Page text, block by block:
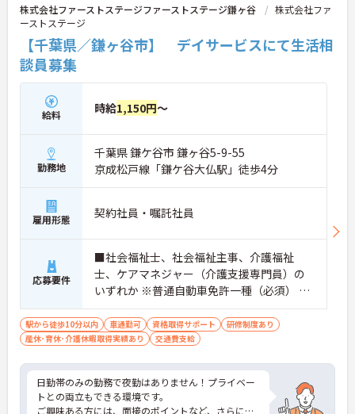
株式会社ファーストステージファーストステージ鎌ヶ谷
株式会社ファ
ーストステージ
【千葉県／鎌ヶ谷市】 デイサービスにて生活相
談員募集
給料 時給1,150円～
勤務地
千葉県 鎌ケ谷市 鎌ヶ谷5-9-55
京成松戸線「鎌ケ谷大仏駅」徒歩4分
雇用形態 契約社員・嘱託社員
応募要件
■社会福祉士、社会福祉主事、介護福祉
士、ケアマネジャー（介護支援専門員）の
いずれか ※普通自動車免許一種（必須） ※
未経験者応相談
駅から徒歩10分以内 車通勤可 資格取得サポート
研修制度あり
産休･育休･介護休暇取得実績あり
交通費支給
日勤帯のみの勤務で夜勤はありません！プライベー
トとの両立もできる環境です。
ご興味ある方には、面接のポイントなど、さらに詳